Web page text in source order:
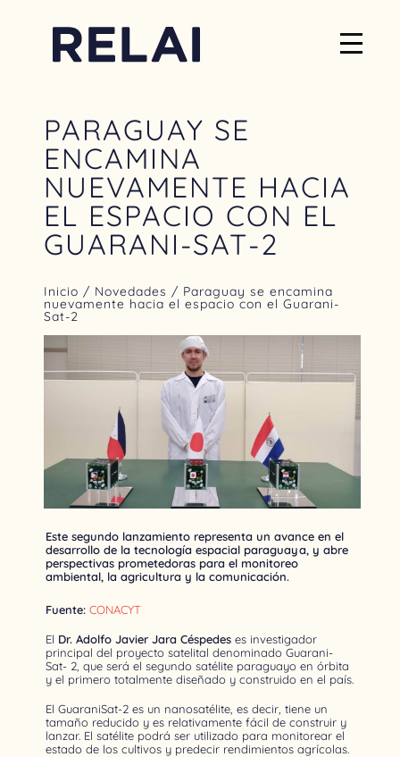
PARAGUAY SE
ENCAMINA
NUEVAMENTE HACIA
EL ESPACIO CON EL
GUARANI-SAT-2
Inicio / Novedades / Paraguay se encamina
nuevamente hacia el espacio con el Guarani-
Sat-2
Este segundo lanzamiento representa un avance en el
desarrollo de la tecnología espacial paraguaya, y abre
perspectivas prometedoras para el monitoreo
ambiental, la agricultura y la comunicación.
Fuente: CONACYT
El Dr. Adolfo Javier Jara Céspedeses investigador
principal del proyecto satelital denominado Guarani-
Sat- 2, que será el segundo satélite paraguayo en órbita
y el primero totalmente diseñado y construido en el país.
El GuaraniSat-2 es un nanosatélite, es decir, tiene un
tamaño reducido y es relativamente fácil de construir y
lanzar. El satélite podrá ser utilizado para monitorear el
estado de los cultivos y predecir rendimientos agrícolas.